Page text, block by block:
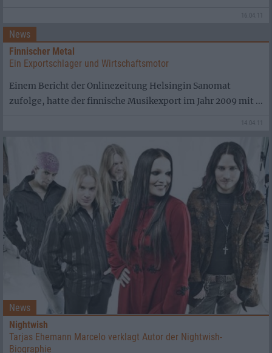
16.04.11
News
Finnischer Metal
Ein Exportschlager und Wirtschaftsmotor
Einem Bericht der Onlinezeitung Helsingin Sanomat
zufolge, hatte der finnische Musikexport im Jahr 2009 mit ...
14.04.11
News
Nightwish
Tarjas Ehemann Marcelo verklagt Autor der Nightwish-
Biographie